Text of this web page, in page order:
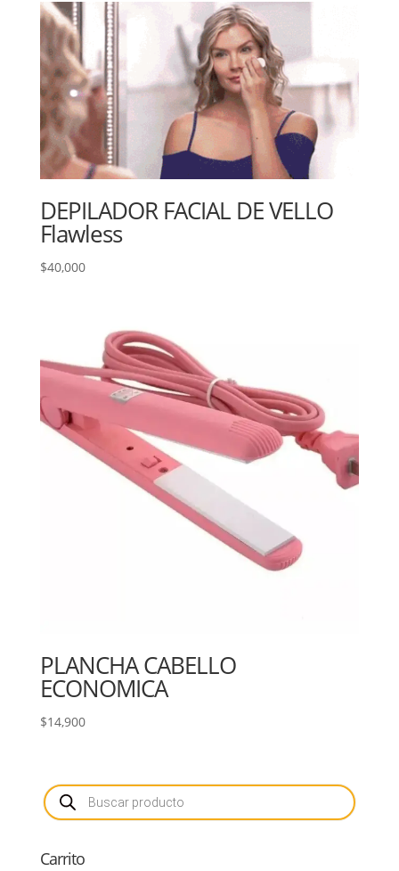
DEPILADOR FACIAL DE VELLO
Flawless
$40,000
PLANCHA CABELLO
ECONOMICA
$14,900
Búsqueda
de
productos
Carrito